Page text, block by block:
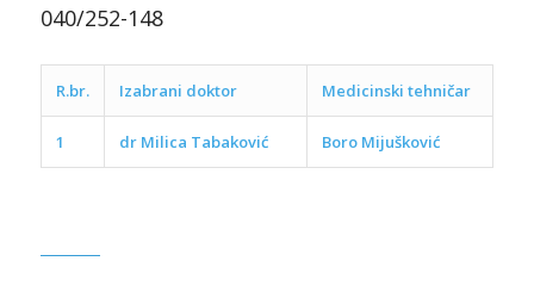
040/252-148
R.br. Izabrani doktor Medicinski tehničar
1 dr Milica Tabaković Boro Mijušković